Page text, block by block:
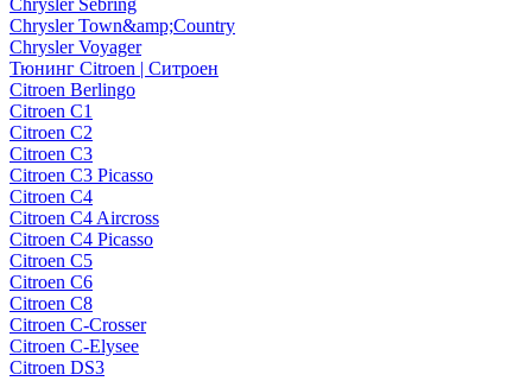
Chrysler Sebring
Chrysler Town&amp;Country
Chrysler Voyager
Тюнинг Citroen | Ситроен
Citroen Berlingo
Citroen C1
Citroen C2
Citroen C3
Citroen C3 Picasso
Citroen C4
Citroen C4 Aircross
Citroen C4 Picasso
Citroen C5
Citroen C6
Citroen C8
Citroen C-Crosser
Citroen C-Elysee
Citroen DS3